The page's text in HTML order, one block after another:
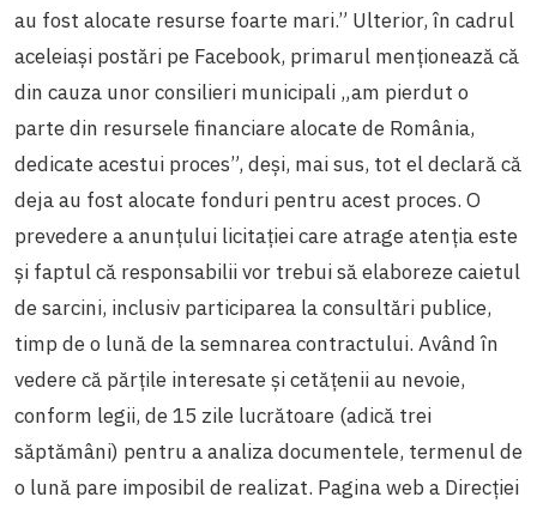
au fost alocate resurse foarte mari.” Ulterior, în cadrul
aceleiași postări pe Facebook, primarul menționează că
din cauza unor consilieri municipali „am pierdut o
parte din resursele financiare alocate de România,
dedicate acestui proces”, deși, mai sus, tot el declară că
deja au fost alocate fonduri pentru acest proces. O
prevedere a anunțului licitației care atrage atenția este
și faptul că responsabilii vor trebui să elaboreze caietul
de sarcini, inclusiv participarea la consultări publice,
timp de o lună de la semnarea contractului. Având în
vedere că părțile interesate și cetățenii au nevoie,
conform legii, de 15 zile lucrătoare (adică trei
săptămâni) pentru a analiza documentele, termenul de
o lună pare imposibil de realizat. Pagina web a Direcției